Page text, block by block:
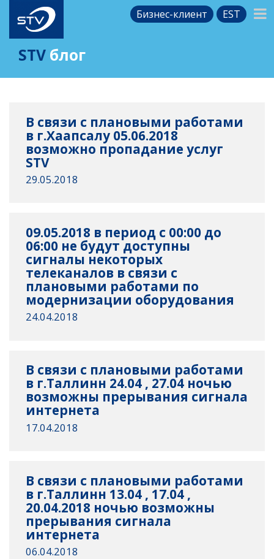
Бизнес-клиент EST
STV блог
В связи с плановыми работами
в г.Хаапсалу 05.06.2018
возможно пропадание услуг
STV
29.05.2018
09.05.2018 в период с 00:00 до
06:00 не будут доступны
сигналы некоторых
телеканалов в связи с
плановыми работами по
модернизации оборудования
24.04.2018
В связи с плановыми работами
в г.Таллинн 24.04 , 27.04 ночью
возможны прерывания сигнала
интернета
17.04.2018
В связи с плановыми работами
в г.Таллинн 13.04 , 17.04 ,
20.04.2018 ночью возможны
прерывания сигнала
интернета
06.04.2018